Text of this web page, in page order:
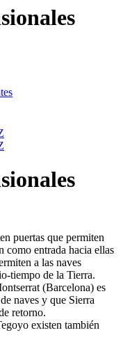
puertas que permiten
como entrada hacia ellas
a las naves
tiempo de la Tierra.
(Barcelona) es
naves y que Sierra
retorno.
existen también